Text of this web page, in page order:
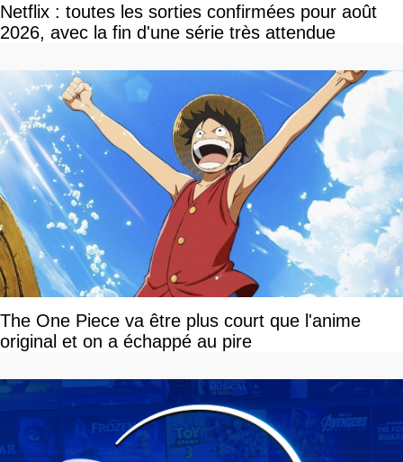
Netflix : toutes les sorties confirmées pour août
2026, avec la fin d'une série très attendue
The One Piece va être plus court que l'anime
original et on a échappé au pire